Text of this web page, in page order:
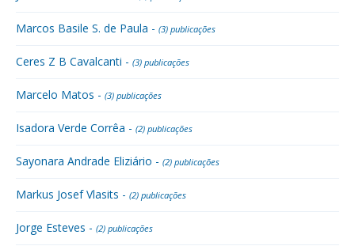
Marcos Basile S. de Paula - (3) publicações
Ceres Z B Cavalcanti - (3) publicações
Marcelo Matos - (3) publicações
Isadora Verde Corrêa - (2) publicações
Sayonara Andrade Eliziário - (2) publicações
Markus Josef Vlasits - (2) publicações
Jorge Esteves - (2) publicações